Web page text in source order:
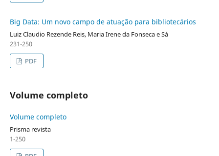
Big Data: Um novo campo de atuação para bibliotecários
Luiz Claudio Rezende Reis, Maria Irene da Fonseca e Sá
231-250
PDF
Volume completo
Volume completo
Prisma revista
1-250